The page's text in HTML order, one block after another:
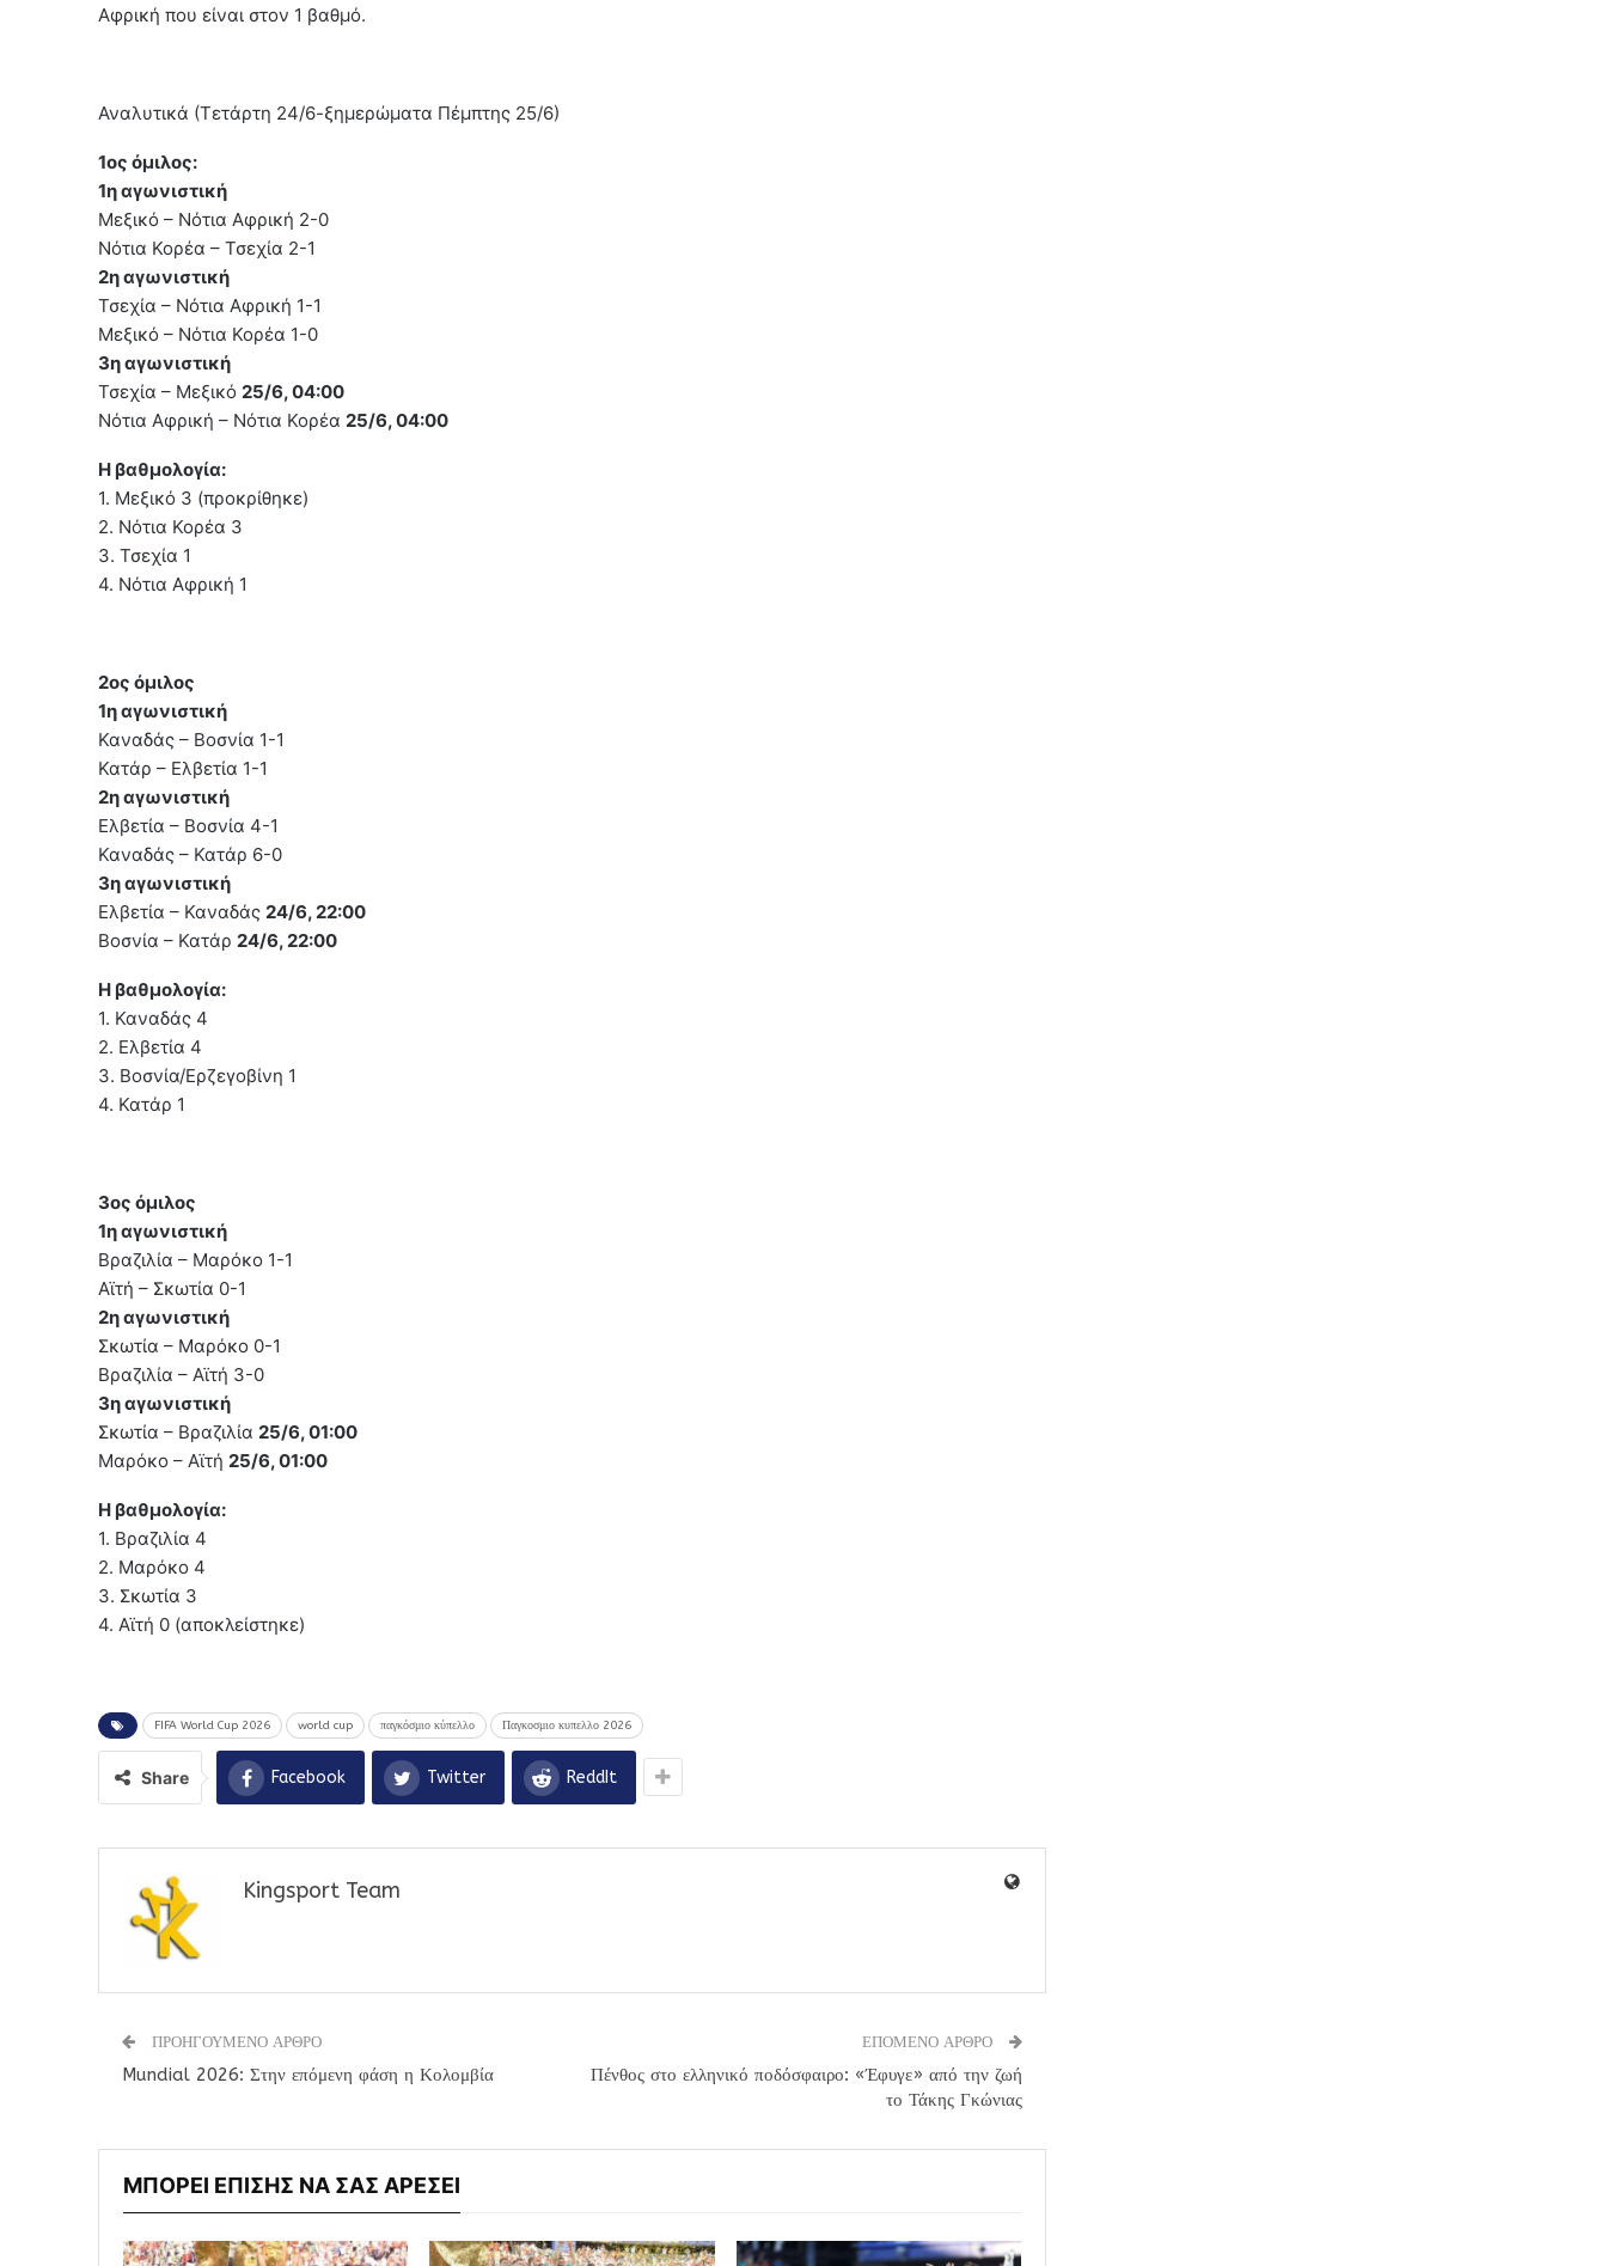
Αφρική που είναι στον 1 βαθμό.
Αναλυτικά (Τετάρτη 24/6-ξημερώματα Πέμπτης 25/6)
1ος όμιλος:
1η αγωνιστική
Μεξικό – Νότια Αφρική 2-0
Νότια Κορέα – Τσεχία 2-1
2η αγωνιστική
Τσεχία – Νότια Αφρική 1-1
Μεξικό – Νότια Κορέα 1-0
3η αγωνιστική
Τσεχία – Μεξικό 25/6, 04:00
Νότια Αφρική – Νότια Κορέα 25/6, 04:00
Η βαθμολογία:
1. Μεξικό 3 (προκρίθηκε)
2. Νότια Κορέα 3
3. Τσεχία 1
4. Νότια Αφρική 1
2ος όμιλος
1η αγωνιστική
Καναδάς – Βοσνία 1-1
Κατάρ – Ελβετία 1-1
2η αγωνιστική
Ελβετία – Βοσνία 4-1
Καναδάς – Κατάρ 6-0
3η αγωνιστική
Ελβετία – Καναδάς 24/6, 22:00
Βοσνία – Κατάρ 24/6, 22:00
Η βαθμολογία:
1. Καναδάς 4
2. Ελβετία 4
3. Βοσνία/Ερζεγοβίνη 1
4. Κατάρ 1
3ος όμιλος
1η αγωνιστική
Βραζιλία – Μαρόκο 1-1
Αϊτή – Σκωτία 0-1
2η αγωνιστική
Σκωτία – Μαρόκο 0-1
Βραζιλία – Αϊτή 3-0
3η αγωνιστική
Σκωτία – Βραζιλία 25/6, 01:00
Μαρόκο – Αϊτή 25/6, 01:00
Η βαθμολογία:
1. Βραζιλία 4
2. Μαρόκο 4
3. Σκωτία 3
4. Αϊτή 0 (αποκλείστηκε)
FIFA World Cup 2026 world cup παγκόσμιο κύπελλο Παγκοσμιο κυπελλο 2026
Share Facebook Twitter ReddIt
Kingsport Team
ΠΡΟΗΓΟΥΜΕΝΟ ΑΡΘΡΟ
Mundial 2026: Στην επόμενη φάση η Κολομβία
ΕΠΟΜΕΝΟ ΑΡΘΡΟ
Πένθος στο ελληνικό ποδόσφαιρο: «Έφυγε» από την ζωή
το Τάκης Γκώνιας
ΜΠΟΡΕΙ ΕΠΙΣΗΣ ΝΑ ΣΑΣ ΑΡΕΣΕΙ